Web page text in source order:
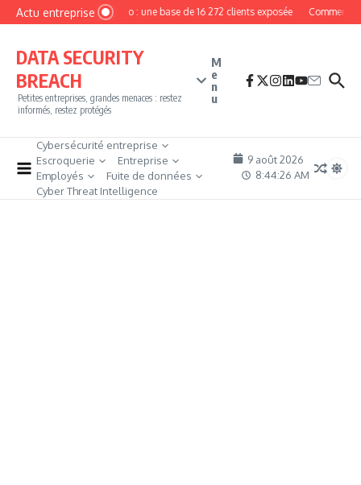
Aller au contenu
Actu entrepriseMyPhoto : une base de 16 272 clients exposée Comment
DATA SECURITY
BREACH
Petites entreprises, grandes menaces : restez
informés, restez protégés
M
e
n
u
Cybersécurité entreprise
Escroquerie
Entreprise
Employés
Fuite de données
Cyber Threat Intelligence
9 août 2026
8:44:26 AM